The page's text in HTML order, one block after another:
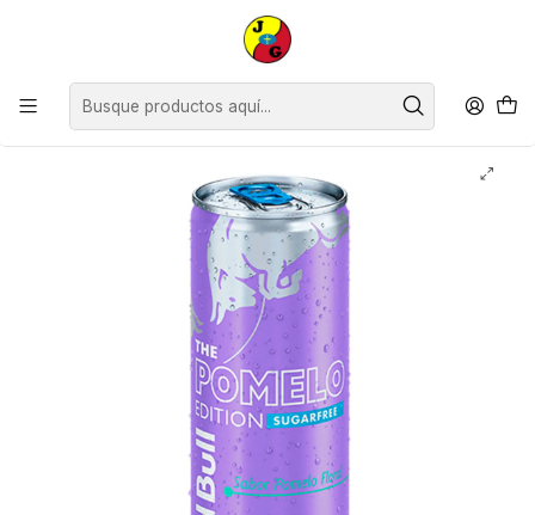
Disponible sólo Retiro en Tienda Osorno.
Bebidas Jugos y Aguas
Bebida Energética Red Bull Pomelo ( 6 x 250 ML )